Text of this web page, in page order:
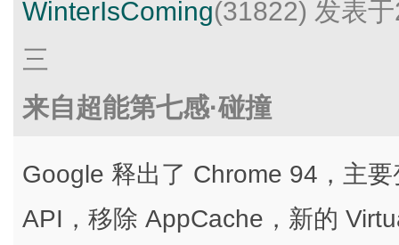
WinterIsComing(31822) 发表
三
来自超能第七感·碰撞
Google 释出了 Chrome 94，主
API，移除 AppCache，新的